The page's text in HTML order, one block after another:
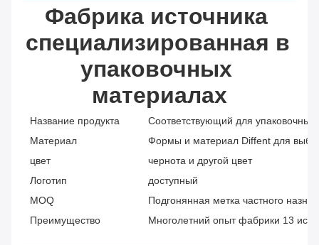
Фабрика источника
специализированная в
упаковочных
материалах
Название продукта
Соответствующий для
Материал
Формы и материал Diffent для
цвет
чернота и другой цвет
Логотип
доступный
MOQ
Подгонянная метка частного
Преимущество
Многолетний опыт фабрики 13